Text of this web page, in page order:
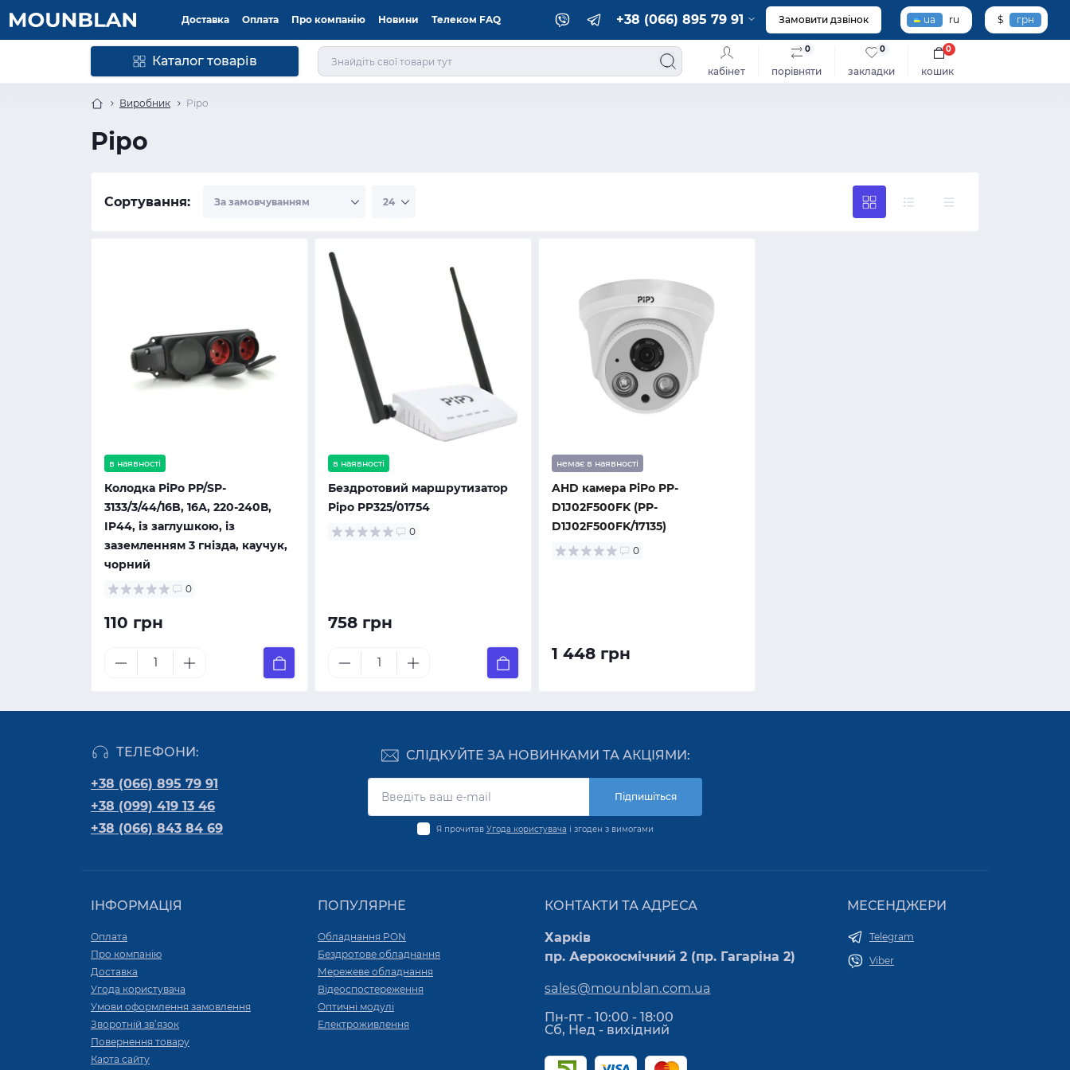
Доставка Оплата Про компанію Новини Телеком FAQ +38 (066) 895 79 91 Замовити дзвінок ua ru $ грн
Каталог товарів
кабінет порівняти
0
закладки
0
кошик
0
Виробник Pipo
Pipo
Сортування:
в наявності
Колодка PiPo PP/SP-
3133/3/44/16B, 16А, 220-240В,
IP44, із заглушкою, із
заземленням 3 гнізда, каучук,
чорний
0
110 грн
в наявності
Бездротовий маршрутизатор
Pipo PP325/01754
0
758 грн
немає в наявності
AHD камера PiPo PP-
D1J02F500FK (PP-
D1J02F500FK/17135)
0
1 448 грн
ТЕЛЕФОНИ:
+38 (066) 895 79 91
+38 (099) 419 13 46
+38 (066) 843 84 69
СЛІДКУЙТЕ ЗА НОВИНКАМИ ТА АКЦІЯМИ:
Підпишіться
Я прочитав Угода користувача і згоден з вимогами
ІНФОРМАЦІЯ
Оплата
Про компанію
Доставка
Угода користувача
Умови оформлення замовлення
Зворотній зв’язок
Повернення товару
Карта сайту
ПОПУЛЯРНЕ
Обладнання PON
Бездротове обладнання
Мережеве обладнання
Відеоспостереження
Оптичні модулі
Електроживлення
КОНТАКТИ ТА АДРЕСА
Харків
пр. Аерокосмічний 2 (пр. Гагаріна 2)
sales@mounblan.com.ua
Пн-пт - 10:00 - 18:00
Сб, Нед - вихідний
МЕСЕНДЖЕРИ
Telegram
Viber